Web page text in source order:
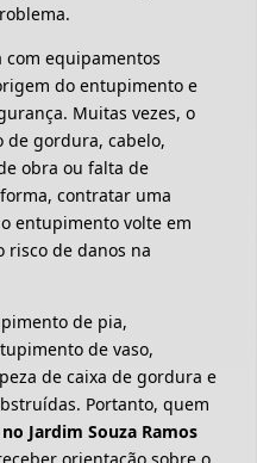
com equipamentos
do entupimento e
Muitas vezes, o
de gordura, cabelo,
obra ou falta de
contratar uma
entupimento volte em
risco de danos na
de pia,
de vaso,
de caixa de gordura e
Portanto, quem
Jardim Souza Ramos